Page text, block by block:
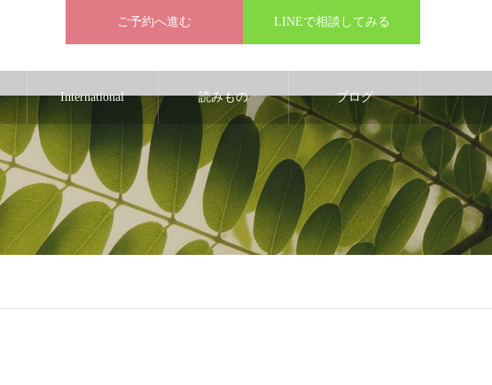
ご予約へ進む LINEで相談してみる
International 読みもの ブログ